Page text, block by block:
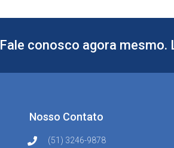
Fale conosco agora mesmo.
Nosso Contato
(51) 3246-9878